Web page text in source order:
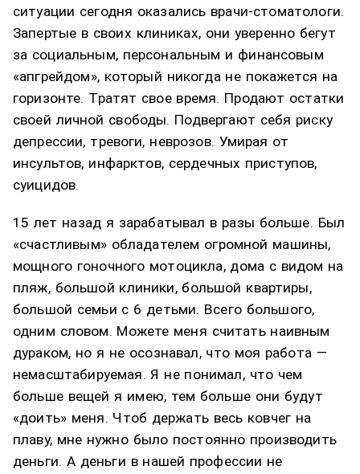
ситуации сегодня оказались врачи-стоматологи.
Запертые в своих клиниках, они уверенно бегут
за социальным, персональным и финансовым
«апгрейдом», который никогда не покажется на
горизонте. Тратят свое время. Продают остатки
своей личной свободы. Подвергают себя риску
депрессии, тревоги, неврозов. Умирая от
инсультов, инфарктов, сердечных приступов,
суицидов.
15 лет назад я зарабатывал в разы больше. Был
«счастливым» обладателем огромной машины,
мощного гоночного мотоцикла, дома с видом на
пляж, большой клиники, большой квартиры,
большой семьи с 6 детьми. Всего большого,
одним словом. Можете меня считать наивным
дураком, но я не осознавал, что моя работа —
немасштабируемая. Я не понимал, что чем
больше вещей я имею, тем больше они будут
«доить» меня. Чтоб держать весь ковчег на
плаву, мне нужно было постоянно производить
деньги. А деньги в нашей профессии не